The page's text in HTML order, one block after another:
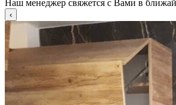
Наш менеджер свяжется с Вами в